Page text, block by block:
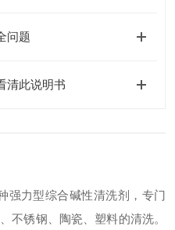
问题
清此说明书
强力型综合碱性清洗剂，专门
不锈钢、陶瓷、塑料的清洗。